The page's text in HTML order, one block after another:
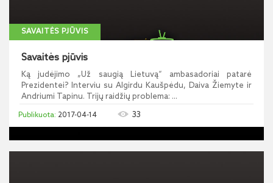
SAVAITĖS PJŪVIS
Savaitės pjūvis
Ką judėjimo „Už saugią Lietuvą“ ambasadoriai patarė
Prezidentei? Interviu su Algirdu Kaušpėdu, Daiva Žiemyte ir
Andriumi Tapinu. Trijų raidžių problema: ...
2017-04-14 33